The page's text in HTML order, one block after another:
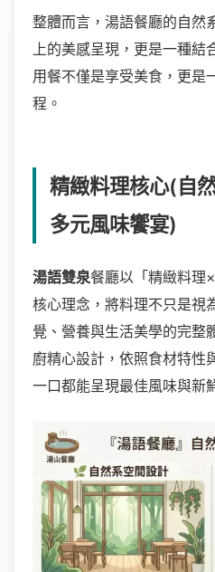
整體而言，湯語餐廳的自然
上的美感呈現，更是一種
用餐不僅是享受美食，更是
程。
精緻料理核心(自
多元風味饗宴)
湯語雙泉餐廳以「精緻料理
核心理念，將料理不只是視
覺、營養與生活美學的完整
廚精心設計，依照食材特性
一口都能呈現最佳風味與新